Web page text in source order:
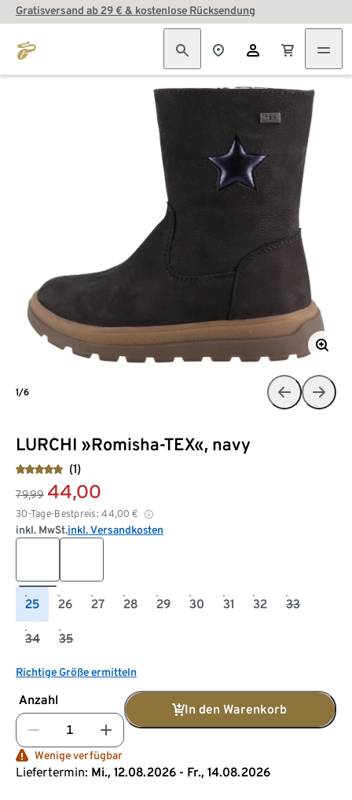
Gratisversand ab 29 € & kostenlose Rücksendung
LURCHI »Romisha-TEX«, navy
(1)
79,99 44,00
30-Tage-Bestpreis: 44,00 €
inkl. MwSt.inkl. Versandkosten
25 26 27 28 29 30 31 32 33
34 35
Richtige Größe ermitteln
Anzahl
In den Warenkorb
Wenige verfügbar
Liefertermin: Mi., 12.08.2026 - Fr., 14.08.2026
1/6